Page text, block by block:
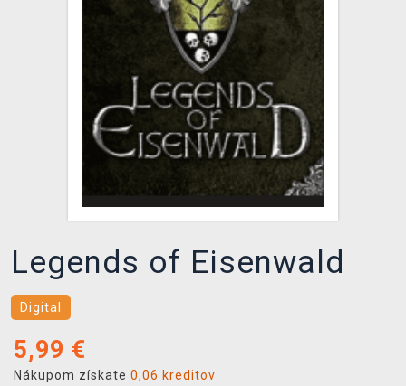
Legends of Eisenwald
Digital
5,99 €
Nákupom získate 0,06 kreditov